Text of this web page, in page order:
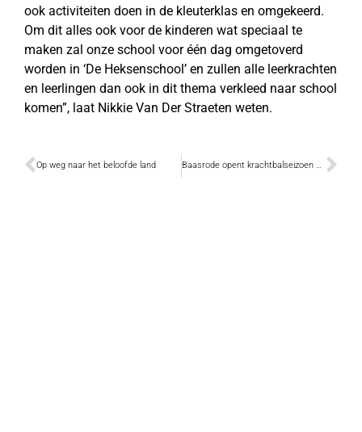
ook activiteiten doen in de kleuterklas en omgekeerd.
Om dit alles ook voor de kinderen wat speciaal te
maken zal onze school voor één dag omgetoverd
worden in ‘De Heksenschool’ en zullen alle leerkrachten
en leerlingen dan ook in dit thema verkleed naar school
komen”, laat Nikkie Van Der Straeten weten.
Op weg naar het beloofde land Baasrode opent krachtbalseizoen met winst